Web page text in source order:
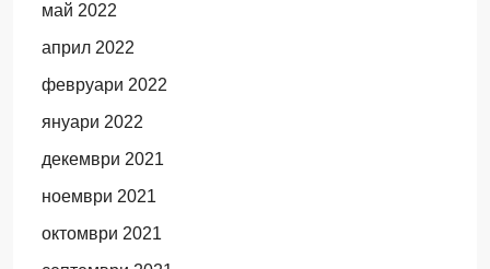
май 2022
април 2022
февруари 2022
януари 2022
декември 2021
ноември 2021
октомври 2021